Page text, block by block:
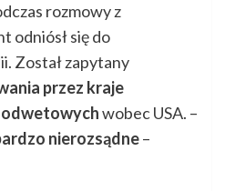
rozmowy z
odniósł się do
Został zapytany
przez kraje
wobec USA. –
nierozsądne–